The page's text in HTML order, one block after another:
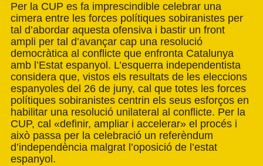
Per la CUP es fa imprescindible celebrar una
cimera entre les forces polítiques sobiranistes per
tal d’abordar aquesta ofensiva i bastir un front
ampli per tal d’avançar cap una resolució
democràtica al conflicte que enfronta Catalunya
amb l’Estat espanyol. L’esquerra independentista
considera que, vistos els resultats de les eleccions
espanyoles del 26 de juny, cal que totes les forces
polítiques sobiranistes centrin els seus esforços en
habilitar una resolució unilateral al conflicte. Per la
CUP, cal «definir, ampliar i accelerar» el procés i
això passa per la celebració un referèndum
d’independència malgrat l’oposició de l’estat
espanyol.